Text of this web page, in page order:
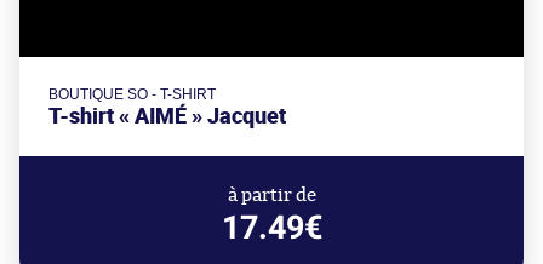
BOUTIQUE SO - T-SHIRT
T-shirt « AIMÉ » Jacquet
à partir de
17.49€